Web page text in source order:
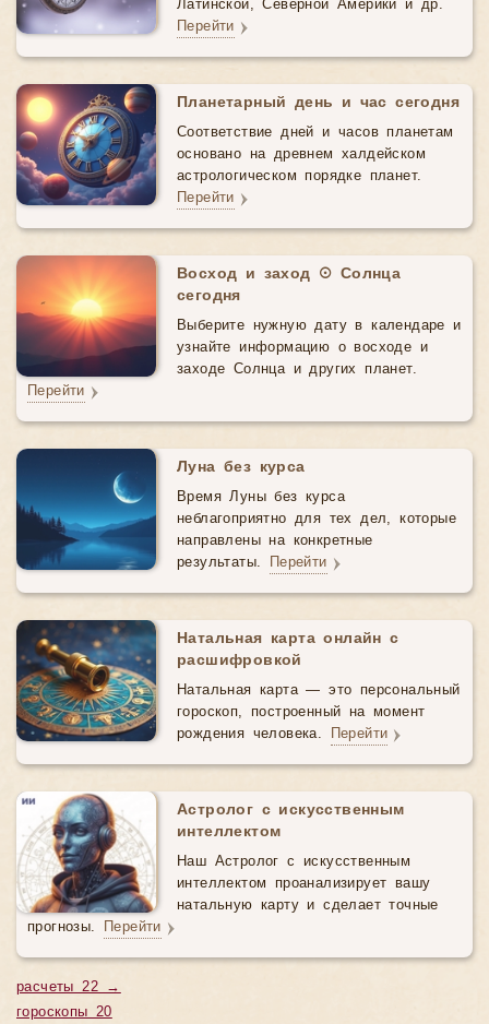
Латинской, Северной Америки и др.
Перейти
Планетарный день и час сегодня
Соответствие дней и часов планетам
основано на древнем халдейском
астрологическом порядке планет.
Перейти
Восход и заход ☉ Солнца
сегодня
Выберите нужную дату в календаре и
узнайте информацию о восходе и
заходе Солнца и других планет.
Перейти
Луна без курса
Время Луны без курса
неблагоприятно для тех дел, которые
направлены на конкретные
результаты. Перейти
Натальная карта онлайн с
расшифровкой
Натальная карта — это персональный
гороскоп, построенный на момент
рождения человека. Перейти
Астролог с искусственным
интеллектом
Наш Астролог с искусственным
интеллектом проанализирует вашу
натальную карту и сделает точные
прогнозы. Перейти
расчеты 22 →
гороскопы 20